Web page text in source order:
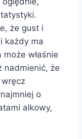
że gust i
każdy ma
właśnie
nadmienić, że
o
alkowy,